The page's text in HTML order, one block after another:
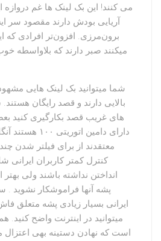
می کنند! این بک لینک ها غم دروازه
آریایی بودش دارند مقصود سر
برون‌مرزی. افزون‌تر افرادی که
میکنند صبر دارند که بلاواسطه
شما میتوانید بک لینک هایی
بالایی دارند و قصد رایگان هستند.
های غریب قصد بکارگیری کنید
دارای دامین
معتقدند از برای فیلتر شدن
کنترل کمتر کاربران ایرانی
انداختن نداشته باشند ولی
پشه آنها فراموشکار نشوید .
ایرانی بسیار زیادی پشه متعلق
میتوانید در اینترنت واضح کنید.
است که نهادن دستینه بهی اعتزال